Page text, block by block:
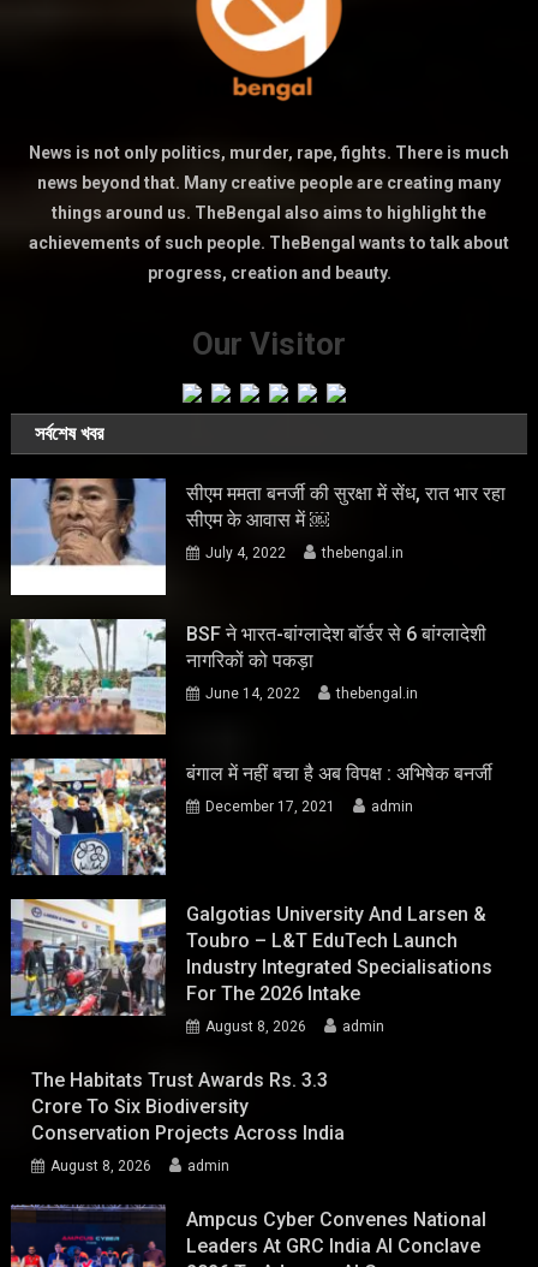
News is not only politics, murder, rape, fights. There is much
news beyond that. Many creative people are creating many
things around us. TheBengal also aims to highlight the
achievements of such people. TheBengal wants to talk about
progress, creation and beauty.
Our Visitor
সর্বশেষ খবর
सीएम ममता बनर्जी की सुरक्षा में सेंध, रात भार रहा
सीएम के आवास में ￼
July 4, 2022 thebengal.in
BSF ने भारत-बांग्लादेश बॉर्डर से 6 बांग्लादेशी
नागरिकों को पकड़ा
June 14, 2022 thebengal.in
बंगाल में नहीं बचा है अब विपक्ष : अभिषेक बनर्जी
December 17, 2021 admin
Galgotias University And Larsen &
Toubro – L&T EduTech Launch
Industry Integrated Specialisations
For The 2026 Intake
August 8, 2026 admin
The Habitats Trust Awards Rs. 3.3
Crore To Six Biodiversity
Conservation Projects Across India
August 8, 2026 admin
Ampcus Cyber Convenes National
Leaders At GRC India AI Conclave